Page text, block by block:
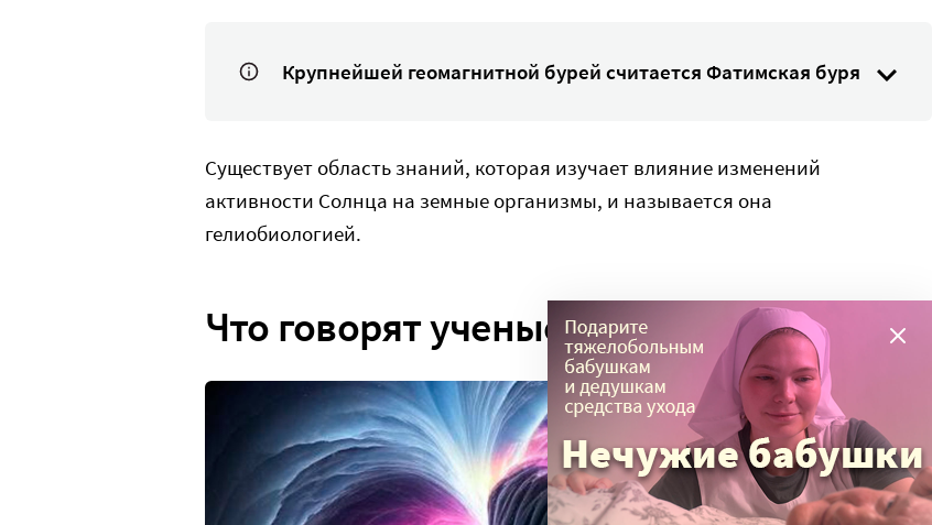
Крупнейшей геомагнитной бурей считается Фатимская буря
Существует область знаний, которая изучает влияние изменений
активности Солнца на земные организмы, и называется она
гелиобиологией.
Что говорят ученые